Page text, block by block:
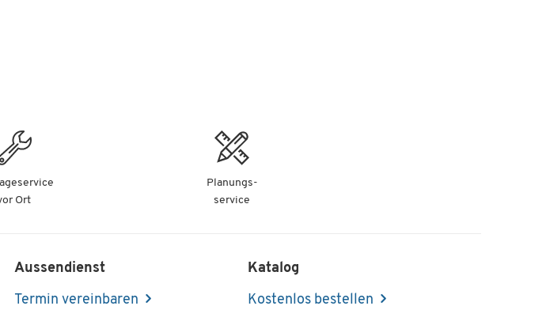
max. 600 x 600 dpi Auflösung
in ca. 6 Sekunden
von 25% bis 400% in 1%-Schritten
Bilder pro Minute in SW, 40 Bilder pro
Ort
Planungs-
service
Aussendienst
Termin vereinbaren
Katalog
Kostenlos bestellen